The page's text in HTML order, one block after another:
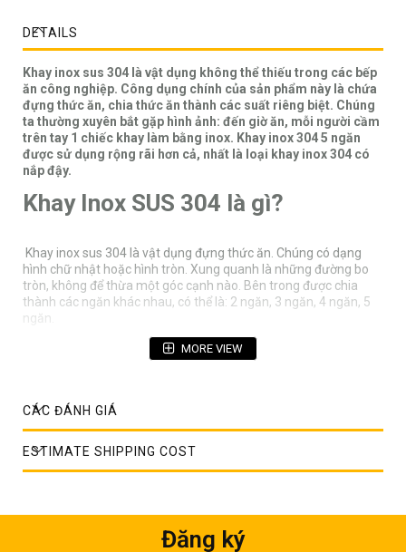
DETAILS
Khay inox sus 304 là vật dụng không thể thiếu trong các bếp
ăn công nghiệp. Công dụng chính của sản phẩm này là chứa
đựng thức ăn, chia thức ăn thành các suất riêng biệt. Chúng
ta thường xuyên bắt gặp hình ảnh: đến giờ ăn, mỗi người cầm
trên tay 1 chiếc khay làm bằng inox. Khay inox 304 5 ngăn
được sử dụng rộng rãi hơn cả, nhất là loại khay inox 304 có
nắp đậy.
Khay Inox SUS 304 là gì?
Khay inox sus 304 là vật dụng đựng thức ăn. Chúng có dạng
hình chữ nhật hoặc hình tròn. Xung quanh là những đường bo
tròn, không để thừa một góc cạnh nào. Bên trong được chia
thành các ngăn khác nhau, có thể là: 2 ngăn, 3 ngăn, 4 ngăn, 5
ngăn.
Ứng dụng của khay inox hình chữ nhật phổ biến hơn khay inox
hình tròn. Trước kia, trên thị trường chỉ có duy nhất 1 dòng khay
tốt nhất cho thức ăn, các nhà sản xuất inox cho ra mắt dòng
Ưu điểm của khay inox 304
có lợi cho sức khỏe của người tiêu dùng. Chính vì vậy, khay nhựa
MORE VIEW
CÁC ĐÁNH GIÁ
ESTIMATE SHIPPING COST
Đăng ký